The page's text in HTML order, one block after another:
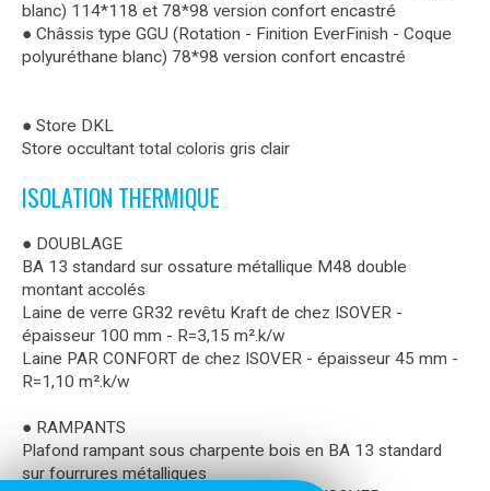
blanc) 114*118 et 78*98 version confort encastré
● Châssis type GGU (Rotation - Finition EverFinish - Coque
polyuréthane blanc) 78*98 version confort encastré
● Store DKL
Store occultant total coloris gris clair
ISOLATION THERMIQUE
● DOUBLAGE
BA 13 standard sur ossature métallique M48 double
montant accolés
Laine de verre GR32 revêtu Kraft de chez ISOVER -
épaisseur 100 mm - R=3,15 m².k/w
Laine PAR CONFORT de chez ISOVER - épaisseur 45 mm -
R=1,10 m².k/w
● RAMPANTS
Plafond rampant sous charpente bois en BA 13 standard
sur fourrures métalliques